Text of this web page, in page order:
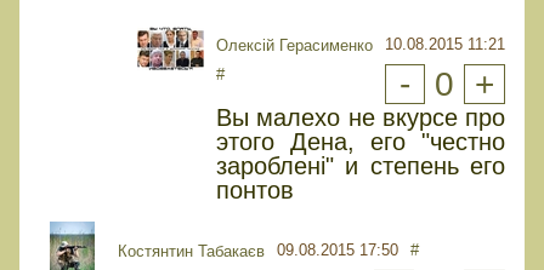
Олексій Герасименко
10.08.2015 11:21
#
- 0 +
Вы малехо не вкурсе про
этого Дена, его "честно
зароблені" и степень его
понтов
Костянтин Табакаєв 09.08.2015 17:50 #